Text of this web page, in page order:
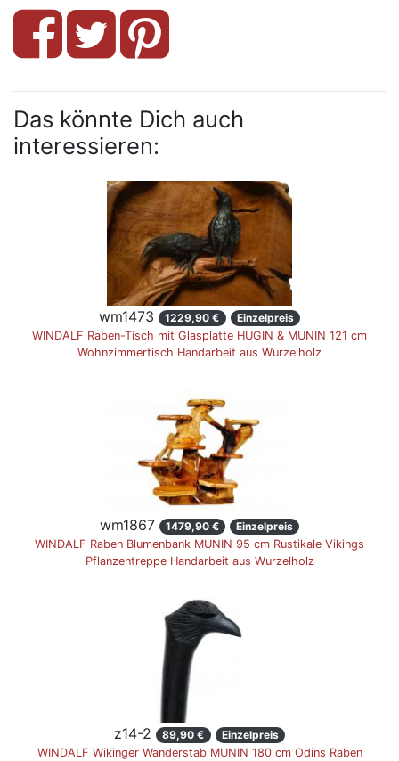
Das könnte Dich auch
interessieren:
wm1473 1229,90 €
Einzelpreis
WINDALF Raben-Tisch mit Glasplatte HUGIN & MUNIN 121 cm
Wohnzimmertisch Handarbeit aus Wurzelholz
wm1867 1479,90 €
Einzelpreis
WINDALF Raben Blumenbank MUNIN 95 cm Rustikale Vikings
Pflanzentreppe Handarbeit aus Wurzelholz
z14-2 89,90 €
Einzelpreis
WINDALF Wikinger Wanderstab MUNIN 180 cm Odins Raben